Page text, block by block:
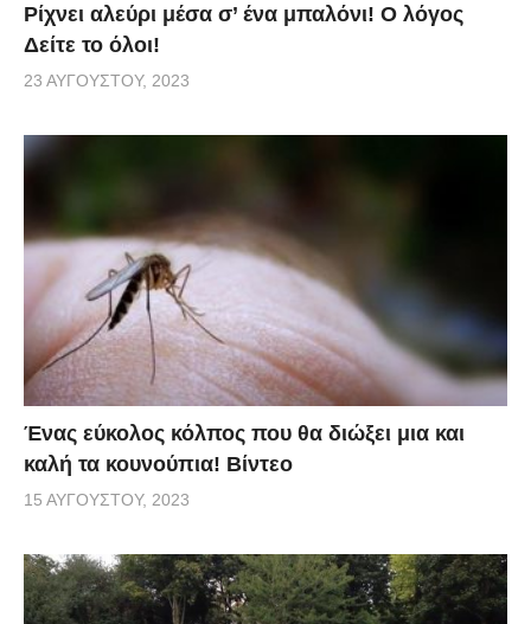
Ρίχνει αλεύρι μέσα σ’ ένα μπαλόνι! O λόγος
Δείτε το όλοι!
23 ΑΥΓΟΎΣΤΟΥ, 2023
Ένας εύκολος κόλπος που θα διώξει μια και
καλή τα κουνούπια! Βίντεο
15 ΑΥΓΟΎΣΤΟΥ, 2023